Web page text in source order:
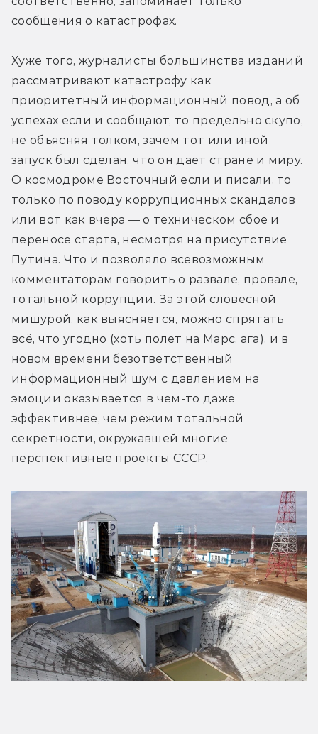
сообщения о катастрофах.
Хуже того, журналисты большинства изданий
рассматривают катастрофу как
приоритетный информационный повод, а об
успехах если и сообщают, то предельно скупо,
не объясняя толком, зачем тот или иной
запуск был сделан, что он дает стране и миру.
О космодроме Восточный если и писали, то
только по поводу коррупционных скандалов
или вот как вчера — о техническом сбое и
переносе старта, несмотря на присутствие
Путина. Что и позволяло всевозможным
комментаторам говорить о развале, провале,
тотальной коррупции. За этой словесной
мишурой, как выясняется, можно спрятать
всё, что угодно (хоть полет на Марс, ага), и в
новом времени безответственный
информационный шум с давлением на
эмоции оказывается в чем-то даже
эффективнее, чем режим тотальной
секретности, окружавшей многие
перспективные проекты СССР.